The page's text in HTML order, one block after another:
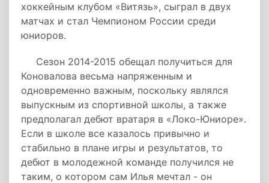
хоккейным клубом «Витязь», сыграл в двух
матчах и стал Чемпионом России среди
юниоров.
Сезон 2014-2015 обещал получиться для
Коновалова весьма напряженным и
одновременно важным, поскольку являлся
выпускным из спортивной школы, а также
предполагал дебют вратаря в «Локо-Юниоре».
Если в школе все казалось привычно и
стабильно в плане игры и результатов, то
дебют в молодежной команде получился не
таким, о котором сам Илья мечтал - он